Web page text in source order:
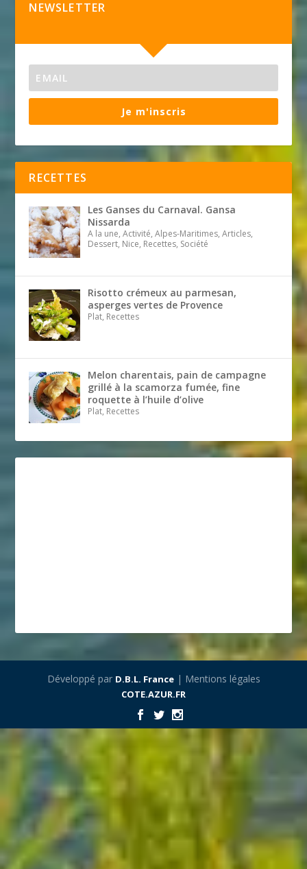
NEWSLETTER
Je m'inscris
RECETTES
Les Ganses du Carnaval. Gansa
Nissarda
A la une, Activité, Alpes-Maritimes, Articles,
Dessert, Nice, Recettes, Société
Risotto crémeux au parmesan,
asperges vertes de Provence
Plat, Recettes
Melon charentais, pain de campagne
grillé à la scamorza fumée, fine
roquette à l’huile d’olive
Plat, Recettes
Développé par D.B.L. France| Mentions légales
COTE.AZUR.FR